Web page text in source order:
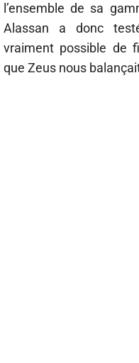
l’ensemble de sa
Alassan a donc
vraiment possible de
que Zeus nous